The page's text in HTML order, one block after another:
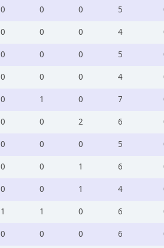
0 0 0 5
0 0 0 4
0 0 0 5
0 0 0 4
0 1 0 7
0 0 2 6
0 0 0 5
0 0 1 6
0 0 1 4
1 1 0 6
0 0 0 6